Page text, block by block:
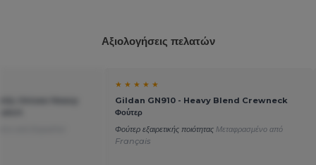
Αξιολογήσεις πελατών
★ ★ ★ ★ ★
Gildan GN910 - Heavy Blend Crewneck
Φούτερ
Φούτερ εξαιρετικής ποιότητας Μεταφρασμένο από
Français